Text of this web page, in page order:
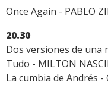
Once Again - PABLO
20.30
Dos versiones de una
Tudo - MILTON
La cumbia de Andrés -